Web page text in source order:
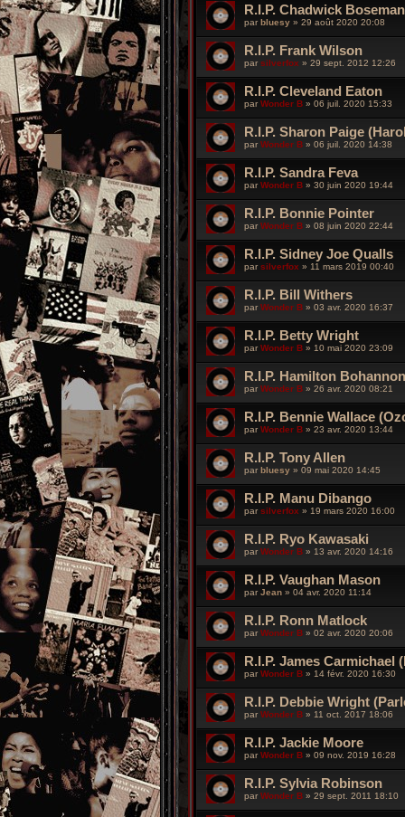
R.I.P. Chadwick
parbluesy » 29 août 2020 20:08
R.I.P. Frank Wilson
par silverfox » 29 sept. 2012 12:26
R.I.P. Cleveland Eaton
parWonder B » 06 juil. 2020 15:33
R.I.P. Sharon Paige
par Wonder B » 06 juil. 2020 14:38
R.I.P. Sandra Feva
parWonder B » 30 juin 2020 19:44
R.I.P. Bonnie Pointer
par Wonder B » 08 juin 2020 22:44
R.I.P. Sidney Joe Qualls
parsilverfox » 11 mars 2019 00:40
R.I.P. Bill Withers
par Wonder B » 03 avr. 2020 16:37
R.I.P. Betty Wright
parWonder B » 10 mai 2020 23:09
R.I.P. Hamilton Bohannon
par Wonder B » 26 avr. 2020 08:21
R.I.P. Bennie Wallace
parWonder B » 23 avr. 2020 13:44
R.I.P. Tony Allen
par bluesy » 09 mai 2020 14:45
R.I.P. Manu Dibango
parsilverfox » 19 mars 2020 16:00
R.I.P. Ryo Kawasaki
par Wonder B » 13 avr. 2020 14:16
R.I.P. Vaughan Mason
parJean » 04 avr. 2020 11:14
R.I.P. Ronn Matlock
par Wonder B » 02 avr. 2020 20:06
R.I.P. James Carmichael
parWonder B » 14 févr. 2020 16:30
R.I.P. Debbie Wright
par Wonder B » 11 oct. 2017 18:06
R.I.P. Jackie Moore
parWonder B » 09 nov. 2019 16:28
R.I.P. Sylvia Robinson
par Wonder B » 29 sept. 2011 18:10